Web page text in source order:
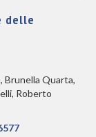
delle
Brunella Quarta,
Roberto